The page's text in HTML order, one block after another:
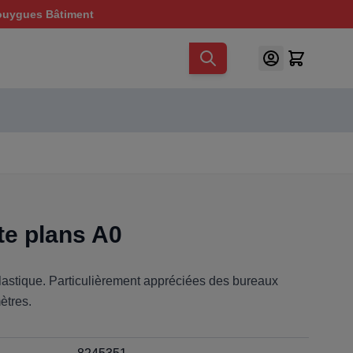
Bâtiment
plans A0
Particulièrement appréciées des bureaux